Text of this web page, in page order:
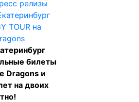
релизы
билеты
Dragons и
на двоих